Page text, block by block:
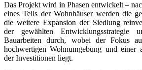
Das Projekt wird in Phasen entwickelt –
eines Teils der Wohnhäuser werden die
die weitere Expansion der Siedlung
der gewählten Entwicklungsstrategie
Bauarbeiten durch, wobei der Fokus
hochwertigen Wohnumgebung und einer
der Investitionen liegt.